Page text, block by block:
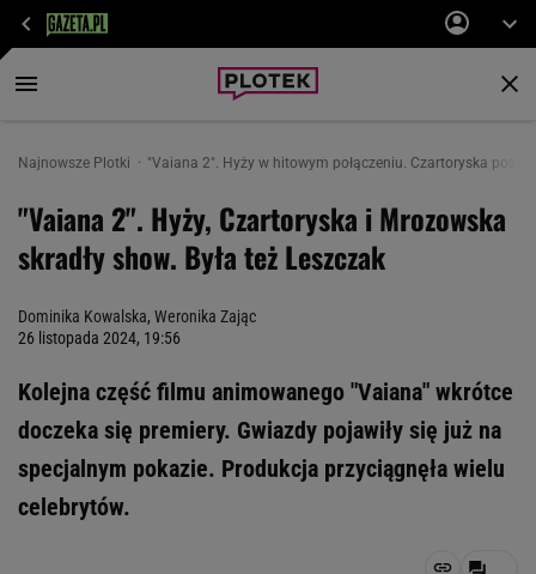
Najnowsze Plotki "Vaiana 2". Hyży w hitowym połączeniu. Czartoryska
"Vaiana 2". Hyży, Czartoryska i Mrozowska
skradły show. Była też Leszczak
Dominika Kowalska, Weronika Zając
26 listopada 2024, 19:56
Kolejna część filmu animowanego "Vaiana" wkrótce
doczeka się premiery. Gwiazdy pojawiły się już na
specjalnym pokazie. Produkcja przyciągnęła wielu
celebrytów.